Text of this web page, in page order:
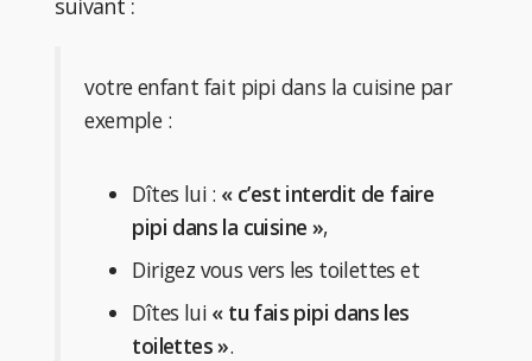
suivant :
votre enfant fait pipi dans la cuisine par
exemple :
Dîtes lui : « c’est interdit de faire
pipi dans la cuisine »,
Dirigez vous vers les toilettes et
Dîtes lui « tu fais pipi dans les
toilettes ».